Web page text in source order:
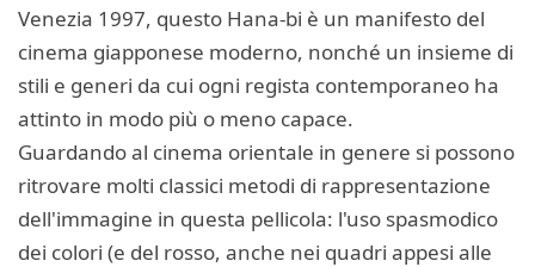
Venezia 1997, questo Hana-bi è un manifesto del
cinema giapponese moderno, nonché un insieme di
stili e generi da cui ogni regista contemporaneo ha
attinto in modo più o meno capace.
Guardando al cinema orientale in genere si possono
ritrovare molti classici metodi di rappresentazione
dell'immagine in questa pellicola: l'uso spasmodico
dei colori (e del rosso, anche nei quadri appesi alle